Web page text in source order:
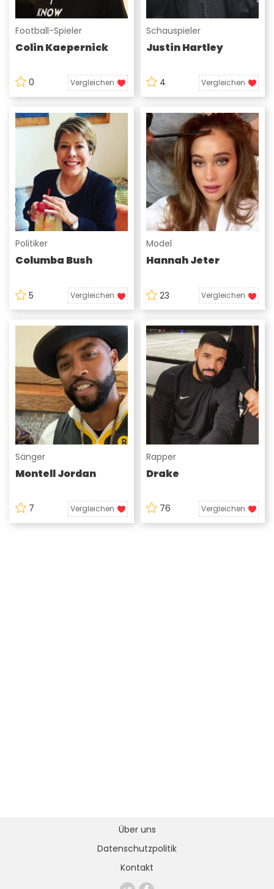
Football-Spieler
Colin Kaepernick
0 Vergleichen
Schauspieler
Justin Hartley
4 Vergleichen
Politiker
Columba Bush
5 Vergleichen
Model
Hannah Jeter
23 Vergleichen
Sänger
Montell Jordan
7 Vergleichen
Rapper
Drake
76 Vergleichen
Über uns
Datenschutzpolitik
Kontakt